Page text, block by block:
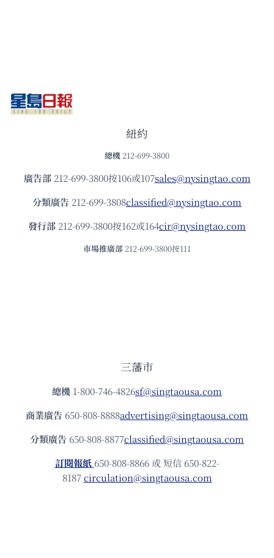
紐約
總機 212-699-3800
廣告部212-699-3800按106或107sales@nysingtao.com
分類廣告 212-699-3808classified@nysingtao.com
發⾏部 212-699-3800按162或164cir@nysingtao.com
市場推廣部 212-699-3800按111
三藩市
總機 1-800-746-4826sf@singtaousa.com
商業廣告 650-808-8888advertising@singtaousa.com
分類廣告 650-808-8877classified@singtaousa.com
訂閱報紙 650-808-8866 或 短信 650-822-
8187circulation@singtaousa.com